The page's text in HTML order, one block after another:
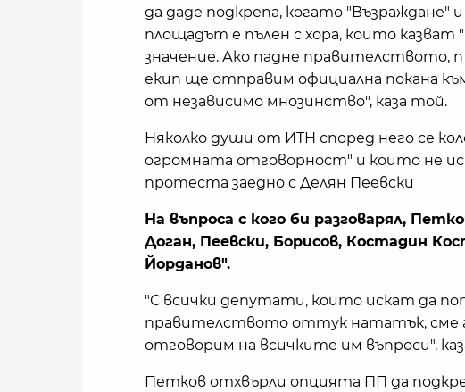
да даде подкрепа, когато "Възраждане"
площадът е пълен с хора, които
значение. Ако падне правителството,
екип ще отправим официална покана
от независимо мнозинство", каза той.
Няколко души от ИТН според него се
огромната отговорност" и които не
протеста заедно с Делян Пеевски
На въпроса с кого би разговарял,
Доган, Пеевски, Борисов, Костадин
Йорданов".
"С всички депутати, които искат да
правителството оттук нататък, сме
отговорим на всичките им въпроси",
Петков отхвърли опцията ПП да